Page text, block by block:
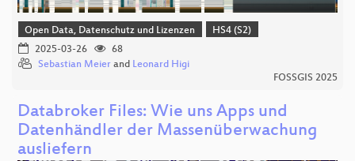
Open Data, Datenschutz und Lizenzen
HS4 (S2)
2025-03-26
68
Sebastian Meier and Leonard Higi
FOSSGIS 2025
Databroker Files: Wie uns Apps und
Datenhändler der Massenüberwachung
ausliefern